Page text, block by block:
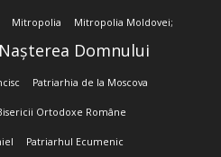
Mitropolia Mitropolia Moldovei;
Nașterea Domnului
Patriarhia de la Moscova
Ortodoxe Române
Patriarhul Ecumenic